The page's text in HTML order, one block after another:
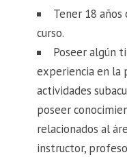
Tener 18
curso.
Poseer algún
experiencia en la
actividades
poseer
relacionados al
instructor,